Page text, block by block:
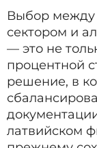
Выбор между
сектором и
— это не
процентной
решение, в
латвийском